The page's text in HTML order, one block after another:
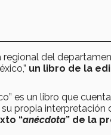
del
un libro de la
es un libro que
propia
“anécdota” de la